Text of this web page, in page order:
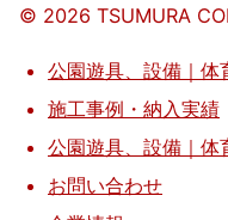
©️ 2026 TSUMURA
公園遊具、設備｜体
施工事例・納入実績
公園遊具、設備｜体
お問い合わせ